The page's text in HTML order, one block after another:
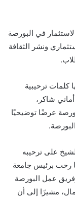
في البورصة
ونشر الثقافة
كلمات ترحيبية
شاكر،
عرضًا توضيحيًا
على ترحيبه
رحب برئيس جامعة
عمل البورصة
مشيرًا إلى أن